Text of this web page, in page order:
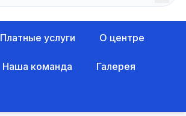
Платные услуги О центре
Наша команда Галерея